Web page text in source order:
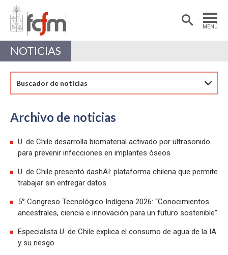
MENÚ
Estudiantes
Académicas/os
NOTICIAS
Buscador de noticias
Archivo de noticias
U. de Chile desarrolla biomaterial activado por ultrasonido
para prevenir infecciones en implantes óseos
U. de Chile presentó dashAI: plataforma chilena que permite
trabajar sin entregar datos
5° Congreso Tecnológico Indígena 2026: “Conocimientos
ancestrales, ciencia e innovación para un futuro sostenible”
Especialista U. de Chile explica el consumo de agua de la IA
y su riesgo